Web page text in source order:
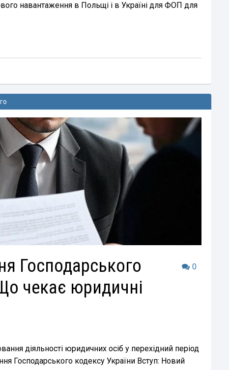
навантаження в Польщі і в Україні для ФОП для
0
Господарського
чекає юридичні
діяльності юридичних осіб у перехідний період
Господарського кодексу України Вступ: Новий